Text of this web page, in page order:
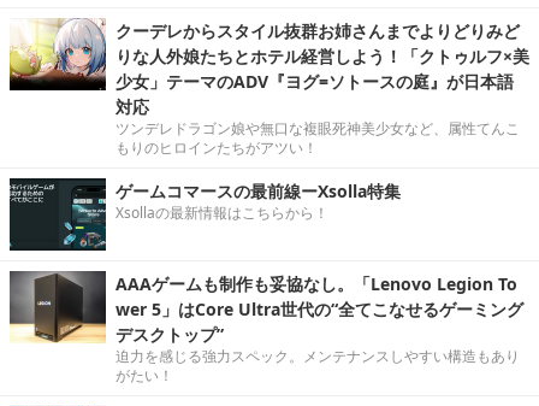
クーデレからスタイル抜群お姉さんまでよりどりみど
りな人外娘たちとホテル経営しよう！「クトゥルフ×美
少女」テーマのADV『ヨグ=ソトースの庭』が日本語
対応
ツンデレドラゴン娘や無口な複眼死神美少女など、属性てんこ
もりのヒロインたちがアツい！
ゲームコマースの最前線ーXsolla特集
Xsollaの最新情報はこちらから！
AAAゲームも制作も妥協なし。「Lenovo Legion To
wer 5」はCore Ultra世代の“全てこなせるゲーミング
デスクトップ”
迫力を感じる強力スペック。メンテナンスしやすい構造もあり
がたい！